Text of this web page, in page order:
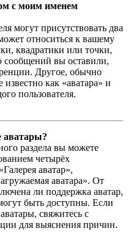
с моим именем
могут присутствовать два
относиться к вашему
квадратики или точки,
сообщений вы оставили,
Другое, обычно
как «аватара» и
пользователя.
аватары?
раздела вы можете
четырёх
аватар»,
аватара». От
ли поддержка аватар,
быть доступны. Если
свяжитесь с
для выяснения причин.